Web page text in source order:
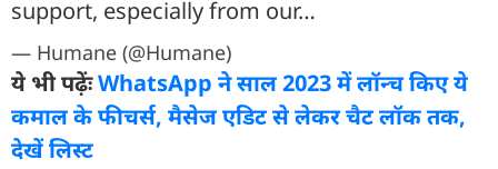
support, especially from our…
— Humane (@Humane)
ये भी पढ़ेंःWhatsApp ने साल 2023 में लॉन्च किए ये
कमाल के फीचर्स, मैसेज एडिट से लेकर चैट लॉक तक,
देखें लिस्ट